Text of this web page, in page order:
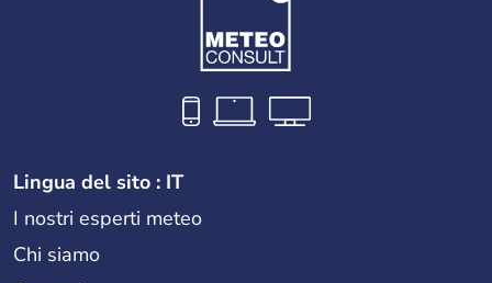
Lingua del sito : IT
I nostri esperti meteo
Chi siamo